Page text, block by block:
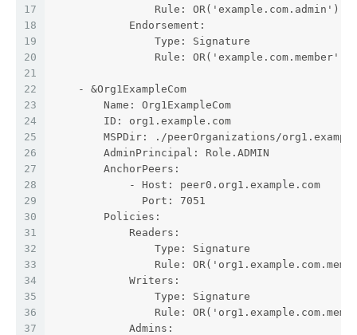
17
18
19
20
21
22
23
24
25
26
27
28
29
30
31
32
33
34
35
36
37
                Rule: OR('example.com.admin')
            Endorsement:
                Type: Signature
                Rule: OR('example.com.member')
    - &Org1ExampleCom
        Name: Org1ExampleCom
        ID: org1.example.com
MSPDir: ./peerOrganizations/
        AdminPrincipal: Role.ADMIN
        AnchorPeers:
            - Host: peer0.org1.example.com
              Port: 7051
        Policies:
            Readers:
                Type: Signature
Rule:
            Writers:
                Type: Signature
Rule:
            Admins: